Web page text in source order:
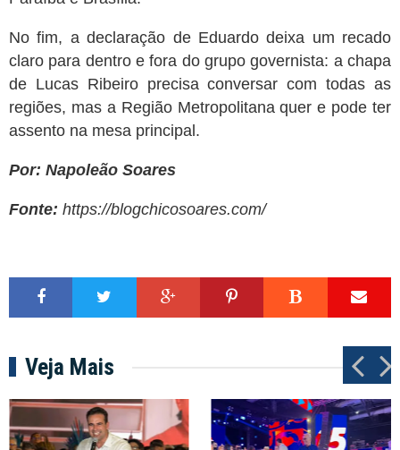
No fim, a declaração de Eduardo deixa um recado
claro para dentro e fora do grupo governista: a chapa
de Lucas Ribeiro precisa conversar com todas as
regiões, mas a Região Metropolitana quer e pode ter
assento na mesa principal.
Por: Napoleão Soares
Fonte: https://blogchicosoares.com/
Veja Mais
P
r
N
e